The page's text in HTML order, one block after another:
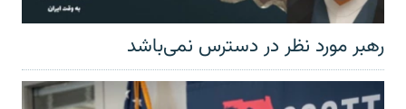
رهبر مورد نظر در دسترس نمی‌باشد